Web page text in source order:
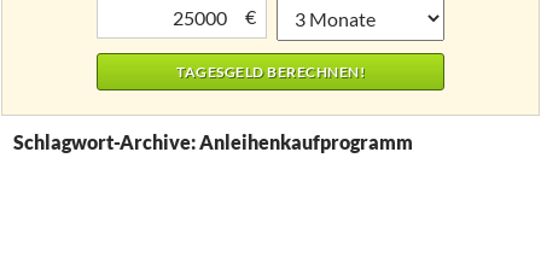
€
Schlagwort-Archive: Anleihenkaufprogramm